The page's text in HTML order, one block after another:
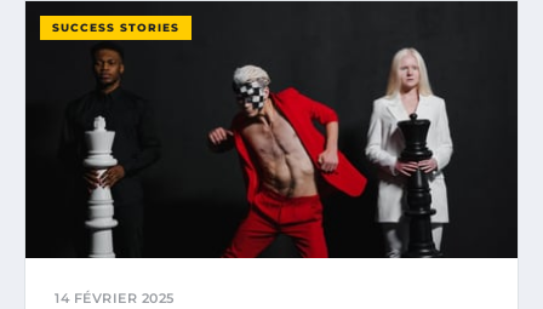
SUCCESS STORIES
14 FÉVRIER 2025